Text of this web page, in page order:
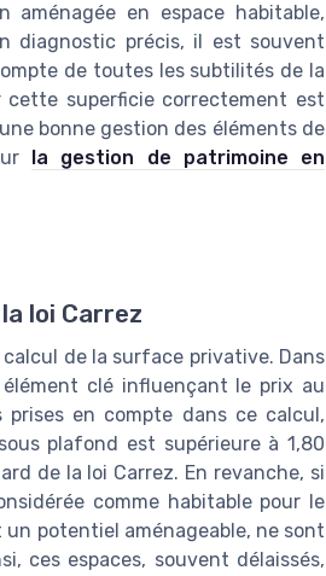
en espace habitable,
diagnostic précis, il est souvent
de toutes les subtilités de la
cette superficie correctement est
bonne gestion des éléments de
la gestion de patrimoine en
loi Carrez
de la surface privative. Dans
clé influençant le prix au
en compte dans ce calcul,
plafond est supérieure à 1,80
de la loi Carrez. En revanche, si
comme habitable pour le
potentiel aménageable, ne sont
ces espaces, souvent délaissés,